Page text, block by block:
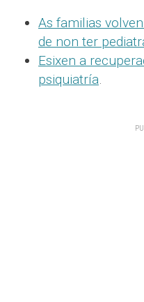
As familias
de non ter
Esixen a
psiquiatría.